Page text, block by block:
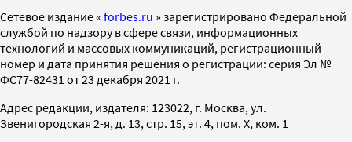
Cетевое издание « forbes.ru » зарегистрировано Федеральной
службой по надзору в сфере связи, информационных
технологий и массовых коммуникаций, регистрационный
номер и дата принятия решения о регистрации: серия Эл №
ФС77-82431 от 23 декабря 2021 г.
Адрес редакции, издателя: 123022, г. Москва, ул.
Звенигородская 2-я, д. 13, стр. 15, эт. 4, пом. X, ком. 1